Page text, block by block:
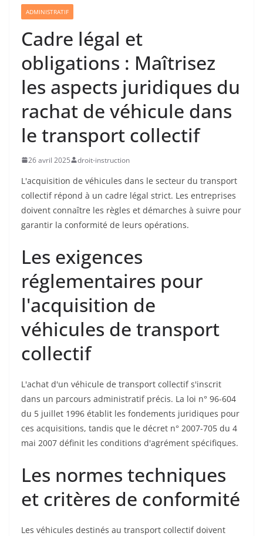
ADMINISTRATIF
Cadre légal et
obligations : Maîtrisez
les aspects juridiques du
rachat de véhicule dans
le transport collectif
26 avril 2025 droit-instruction
L'acquisition de véhicules dans le secteur du transport
collectif répond à un cadre légal strict. Les entreprises
doivent connaître les règles et démarches à suivre pour
garantir la conformité de leurs opérations.
Les exigences
réglementaires pour
l'acquisition de
véhicules de transport
collectif
L'achat d'un véhicule de transport collectif s'inscrit
dans un parcours administratif précis. La loi n° 96-604
du 5 juillet 1996 établit les fondements juridiques pour
ces acquisitions, tandis que le décret n° 2007-705 du 4
mai 2007 définit les conditions d'agrément spécifiques.
Les normes techniques
et critères de conformité
Les véhicules destinés au transport collectif doivent